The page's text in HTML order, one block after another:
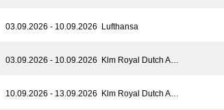
03.09.2026 - 10.09.2026 Lufthansa
03.09.2026 - 10.09.2026 Klm Royal Dutch A…
10.09.2026 - 13.09.2026 Klm Royal Dutch A…